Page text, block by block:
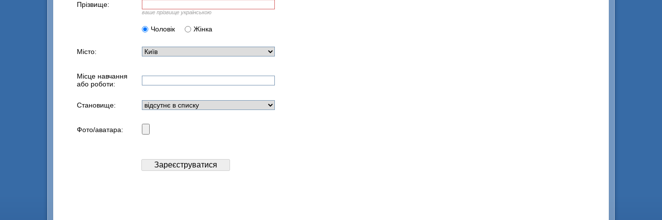
Прізвище:
ваше прізвище українською
Чоловік Жінка
Місто:
Місце навчання
або роботи:
Становище:
Фото/аватара: